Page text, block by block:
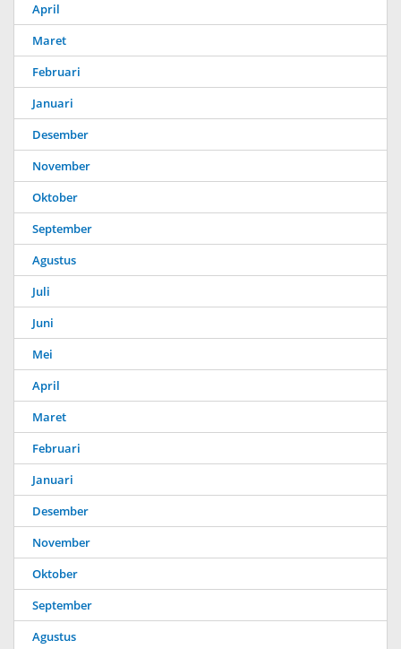
April
Maret
Februari
Januari
Desember
November
Oktober
September
Agustus
Juli
Juni
Mei
April
Maret
Februari
Januari
Desember
November
Oktober
September
Agustus